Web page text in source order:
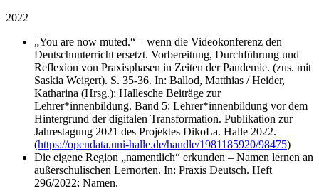
2022
„You are now muted.“ – wenn die Videokonferenz den
Deutschunterricht ersetzt. Vorbereitung, Durchführung und
Reflexion von Praxisphasen in Zeiten der Pandemie. (zus. mit
Saskia Weigert). S. 35-36. In: Ballod, Matthias / Heider,
Katharina (Hrsg.): Hallesche Beiträge zur
Lehrer*innenbildung. Band 5: Lehrer*innenbildung vor dem
Hintergrund der digitalen Transformation. Publikation zur
Jahrestagung 2021 des Projektes DikoLa. Halle 2022.
(https://opendata.uni-halle.de/handle/1981185920/98475)
Die eigene Region „namentlich“ erkunden – Namen lernen an
außerschulischen Lernorten. In: Praxis Deutsch. Heft
296/2022: Namen.